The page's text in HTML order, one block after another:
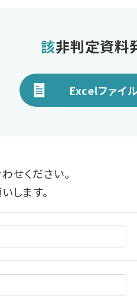
該非判定資
Excelファイ
せください。
します。